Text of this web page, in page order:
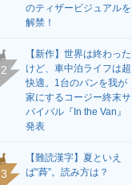
のティザービジュアルを
解禁！
2
【新作】世界は終わった
けど、車中泊ライフは超
快適。1台のバンを我が
家にするコージー終末サ
バイバル『In the Van』
発表
3
【難読漢字】夏といえ
ば“蕣”。読み方は？